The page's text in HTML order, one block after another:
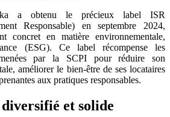
a obtenu le précieux label ISR
Responsable) en septembre 2024,
concret en matière environnementale,
(ESG). Ce label récompense les
par la SCPI pour réduire son
améliorer le bien-être de ses locataires
aux pratiques responsables.
et solide